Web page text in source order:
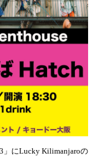
」にLucky Kilimanjaroの